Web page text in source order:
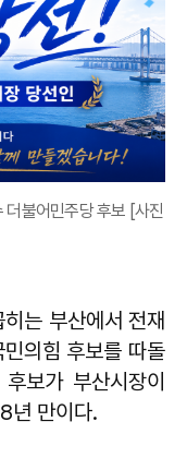
더불어민주당 후보 [사진
는 부산에서 전재
의힘 후보를 따돌
보가 부산시장이
년 만이다.